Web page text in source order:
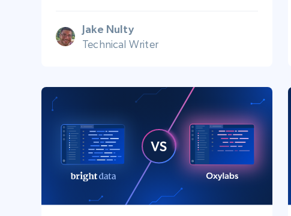
Jake Nulty
Technical Writer